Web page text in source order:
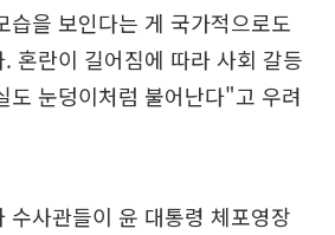
습을 보인다는 게 국가적으로도
혼란이 길어짐에 따라 사회 갈등
도 눈덩이처럼 불어난다"고 우려
수사관들이 윤 대통령 체포영장